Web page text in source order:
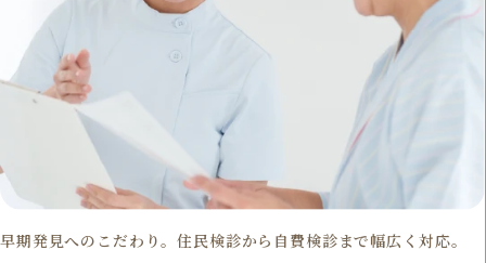
早期発見へのこだわり。住民検診から自費検診まで幅広く対応。